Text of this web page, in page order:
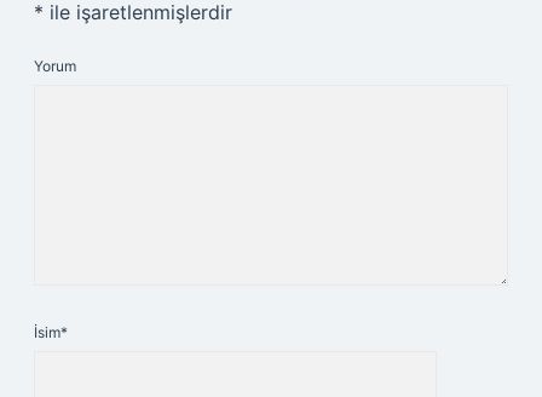
* ile işaretlenmişlerdir
Yorum
İsim*